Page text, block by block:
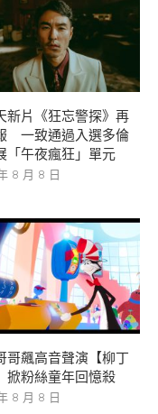
新片《狂忘警探》再
一致通過入選多倫
「午夜瘋狂」單元
8 月 8 日
哥飆高音聲演【柳丁
掀粉絲童年回憶殺
8 月 8 日